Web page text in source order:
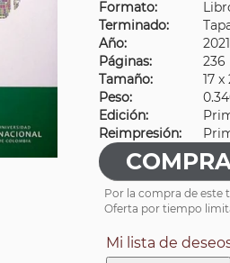
Formato:
Terminado:
Año:
2021
Páginas:
236
Tamaño:
17
Peso:
Edición:
Reimpresión:
Por la compra de este
Oferta por tiempo
Mi lista de